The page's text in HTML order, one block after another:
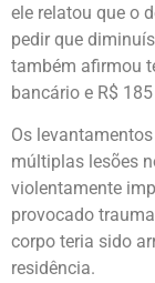
ele relatou que o
pedir que
também afirmou
bancário e R$
Os
múltiplas lesões
violentamente
provocado
corpo teria sido
residência.